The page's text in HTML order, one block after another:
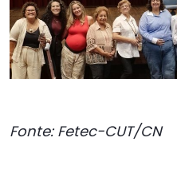
Fonte: Fetec-CUT/CN